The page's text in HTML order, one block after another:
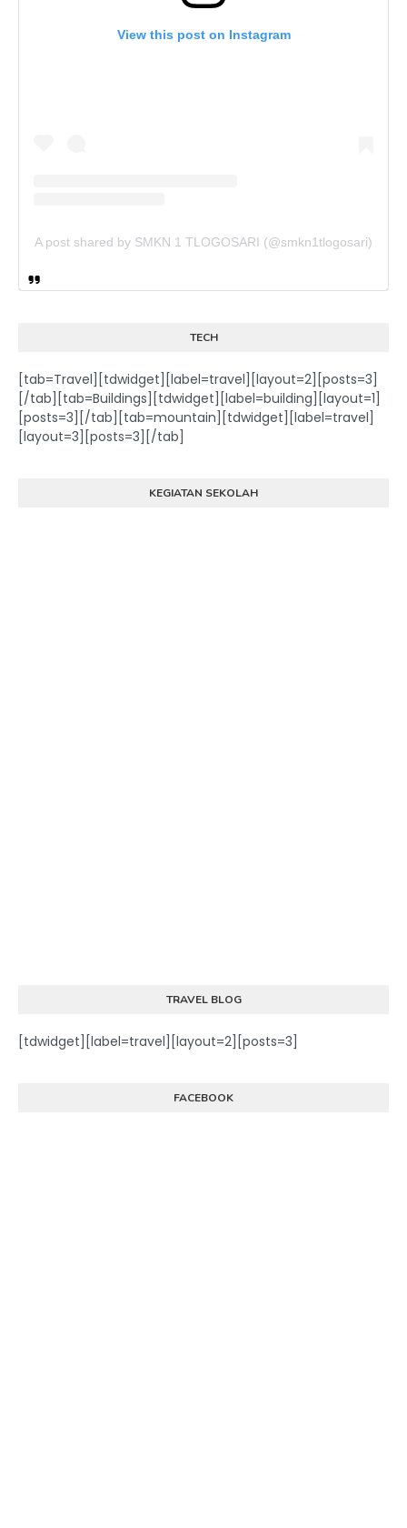
View this post on Instagram
A post shared by SMKN 1 TLOGOSARI (@smkn1tlogosari)
TECH
[tab=Travel][tdwidget][label=travel][layout=2][posts=3]
[/tab][tab=Buildings][tdwidget][label=building][layout=1]
[posts=3][/tab][tab=mountain][tdwidget][label=travel]
[layout=3][posts=3][/tab]
KEGIATAN SEKOLAH
TRAVEL BLOG
[tdwidget][label=travel][layout=2][posts=3]
FACEBOOK